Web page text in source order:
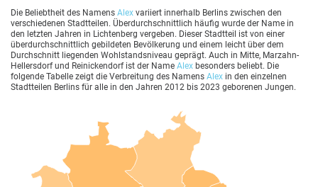
Die Beliebtheit des Namens Alex variiert innerhalb Berlins zwischen den
verschiedenen Stadtteilen. Überdurchschnittlich häufig wurde der Name in
den letzten Jahren in Lichtenberg vergeben. Dieser Stadtteil ist von einer
überdurchschnittlich gebildeten Bevölkerung und einem leicht über dem
Durchschnitt liegenden Wohlstandsniveau geprägt. Auch in Mitte, Marzahn-
Hellersdorf und Reinickendorf ist der Name Alex besonders beliebt. Die
folgende Tabelle zeigt die Verbreitung des Namens Alex in den einzelnen
Stadtteilen Berlins für alle in den Jahren 2012 bis 2023 geborenen Jungen.